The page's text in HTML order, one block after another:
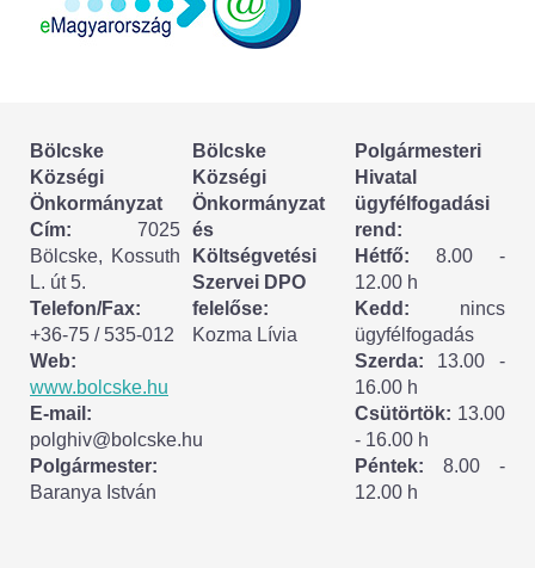
ESEMÉNYEK
TESTVÉRTELEPÜLÉSÜNK:
CSÍKSZÉPVÍZ
VÁLASZTÁSI INFORMÁCIÓK
Választási szervek
Választási ügyintézés
2024. évi általános választások
Bölcske
Községi
Önkormányzat
Cím: 7025
Bölcske, Kossuth
L. út 5.
Telefon/Fax:
+36-75 / 535-012
Web:
www.bolcske.hu
E-mail:
polghiv@bolcske.hu
Polgármester:
Baranya István
Bölcske
Községi
Önkormányzat
és
Költségvetési
Szervei DPO
felelőse:
Kozma Lívia
Polgármesteri
Hivatal
ügyfélfogadási
rend:
Hétfő: 8.00 -
12.00 h
Kedd: nincs
ügyfélfogadás
Szerda: 13.00 -
16.00 h
Csütörtök: 13.00
- 16.00 h
Péntek: 8.00 -
12.00 h